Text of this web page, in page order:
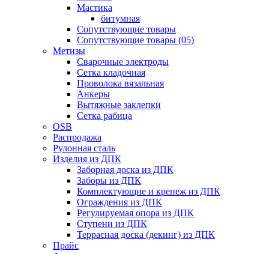
Мастика
битумная
Сопутствующие товары
Сопутствующие товары (05)
Метизы
Сварочные электроды
Сетка кладочная
Проволока вязальная
Анкеры
Вытяжные заклепки
Сетка рабица
OSB
Распродажа
Рулонная сталь
Изделия из ДПК
Заборная доска из ДПК
Заборы из ДПК
Комплектующие и крепеж из ДПК
Ограждения из ДПК
Регулируемая опора из ДПК
Ступени из ДПК
Террасная доска (декинг) из ДПК
Прайс